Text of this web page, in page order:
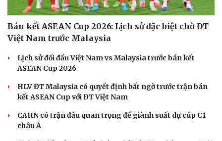
Bán kết ASEAN Cup 2026: Lịch sử đặc biệt chờ ĐT
Việt Nam trước Malaysia
Lịch sử đối đầu Việt Nam vs Malaysia trước bán kết
ASEAN Cup 2026
HLV ĐT Malaysia có quyết định bất ngờ trước trận bán
kết ASEAN Cup với ĐT Việt Nam
CAHN có trận đấu quan trọng để giành suất dự cúp C1
châu Á